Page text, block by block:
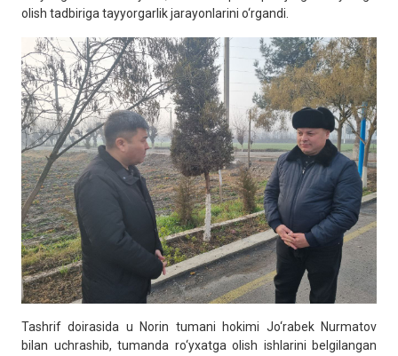
olish tadbiriga tayyorgarlik jarayonlarini o‘rgandi.
Tashrif doirasida u Norin tumani hokimi Jo‘rabek Nurmatov
bilan uchrashib, tumanda ro‘yxatga olish ishlarini belgilangan